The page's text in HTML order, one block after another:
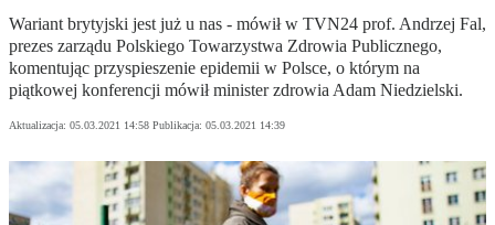
Wariant brytyjski jest już u nas - mówił w TVN24 prof. Andrzej Fal,
prezes zarządu Polskiego Towarzystwa Zdrowia Publicznego,
komentując przyspieszenie epidemii w Polsce, o którym na
piątkowej konferencji mówił minister zdrowia Adam Niedzielski.
Aktualizacja: 05.03.2021 14:58 Publikacja: 05.03.2021 14:39